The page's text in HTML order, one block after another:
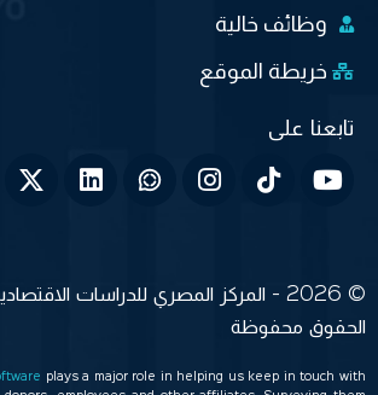
وظائف خالية
خريطة الموقع
الحقوق محفوظة
plays a major role in helping us keep in touch with